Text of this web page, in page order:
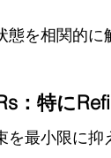
を相関的に
：特に
最小限に抑